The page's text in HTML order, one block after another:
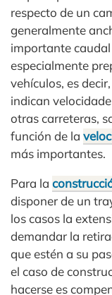
respecto de un
generalmente
importante
especialmente
vehículos, es
indican
otras carreteras,
función de la
más importantes.
Para la
disponer de un
los casos la
demandar la
que estén a su
el caso de
hacerse es